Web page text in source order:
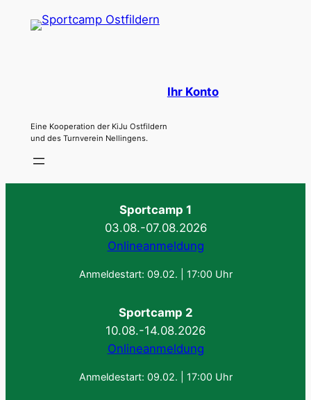
Inhalt
Eine Kooperation der KiJu Ostfildern
und des Turnverein Nellingens.
Ihr Konto
Sportcamp 1
03.08.-07.08.2026
Onlineanmeldung
Anmeldestart: 09.02. | 17:00 Uhr
Sportcamp 2
10.08.-14.08.2026
Onlineanmeldung
Anmeldestart: 09.02. | 17:00 Uhr